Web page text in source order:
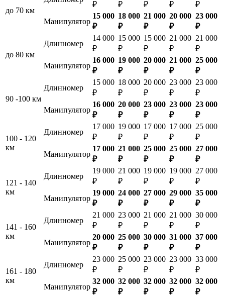
до 70 км
₽
₽
₽
₽
₽
Манипулятор
15 000
₽
18 000
₽
21 000
₽
20 000
₽
23 000
₽
до 80 км
Длинномер
14 000
₽
15 000
₽
15 000
₽
21 000
₽
21 000
₽
Манипулятор
16 000
₽
19 000
₽
20 000
₽
21 000
₽
25 000
₽
90 -100 км
Длинномер
15 000
₽
18 000
₽
20 000
₽
23 000
₽
23 000
₽
Манипулятор
16 000
₽
20 000
₽
23 000
₽
23 000
₽
23 000
₽
100 - 120
км
Длинномер
17 000
₽
19 000
₽
17 000
₽
17 000
₽
25 000
₽
Манипулятор
17 000
₽
21 000
₽
25 000
₽
25 000
₽
27 000
₽
121 - 140
км
Длинномер
19 000
₽
21 000
₽
19 000
₽
19 000
₽
27 000
₽
Манипулятор
19 000
₽
24 000
₽
27 000
₽
29 000
₽
35 000
₽
141 - 160
км
Длинномер
21 000
₽
23 000
₽
21 000
₽
21 000
₽
30 000
₽
Манипулятор
20 000
₽
25 000
₽
30 000
₽
31 000
₽
37 000
₽
161 - 180
км
Длинномер
23 000
₽
25 000
₽
23 000
₽
23 000
₽
33 000
₽
Манипулятор
32 000
₽
32 000
₽
32 000
₽
32 000
₽
32 000
₽